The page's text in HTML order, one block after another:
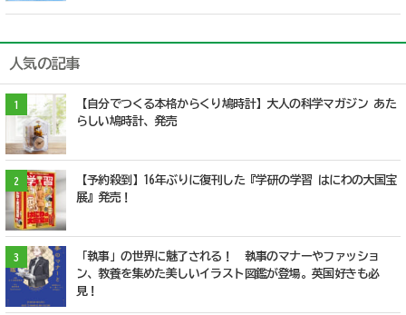
人気の記事
1
【自分でつくる本格からくり鳩時計】大人の科学マガジン あた
らしい鳩時計、発売
2
【予約殺到】16年ぶりに復刊した『学研の学習 はにわの大国宝
展』発売！
3
「執事」の世界に魅了される！ 執事のマナーやファッショ
ン、教養を集めた美しいイラスト図鑑が登場。英国好きも必
見！